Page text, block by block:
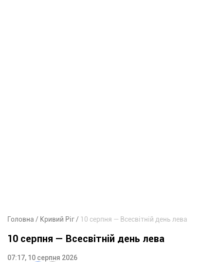
Головна Кривий Ріг 10 серпня — Всесвітній день лева
10 серпня — Всесвітній день лева
07:17, 10 серпня 2026